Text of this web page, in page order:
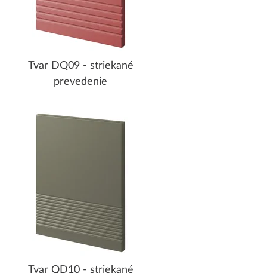
Tvar DQ09 - striekané
prevedenie
Tvar QD10 - striekané